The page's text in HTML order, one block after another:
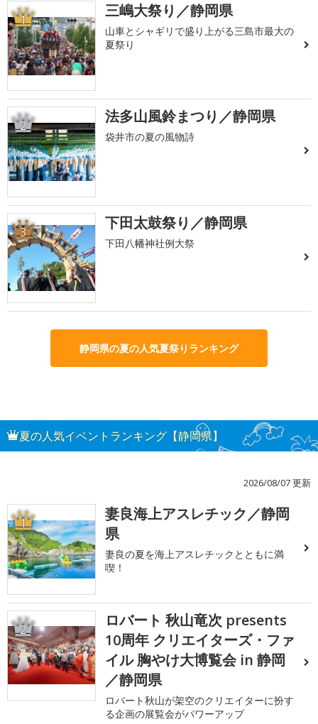
1 三嶋大祭り／静岡県
山車とシャギリで盛り上がる三島市最大の
夏祭り
2 法多山風鈴まつり／静岡県
袋井市の夏の風物詩
3 下田太鼓祭り／静岡県
下田八幡神社例大祭
静岡県の夏の人気夏祭りランキング
夏の人気イベントランキング【静岡県】
2026/08/07 更新
1
妻良海上アスレチック／静岡
県
妻良の夏を海上アスレチックとともに満
喫！
2
ロバート 秋山竜次 presents
10周年 クリエイターズ・ファ
イル 胸やけ大博覧会 in 静岡
／静岡県
ロバート秋山が架空のクリエイターに扮す
る企画の展覧会がパワーアップ